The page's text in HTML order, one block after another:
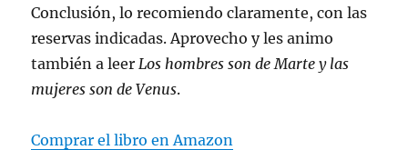
Conclusión, lo recomiendo claramente, con las
reservas indicadas. Aprovecho y les animo
también a leerLos hombres son de Marte y las
mujeres son de Venus.
Comprar el libro en Amazon